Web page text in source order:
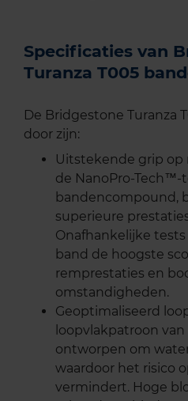
Specificaties van
Turanza T005
De Bridgestone Turanza
door zijn:
Uitstekende grip op
de NanoPro-Tech™-
bandencompound,
superieure
Onafhankelijke
band de hoogste
remprestaties en
omstandigheden.
Geoptimaliseerd
loopvlakpatroon van
ontworpen om
waardoor het risico
vermindert. Hoge